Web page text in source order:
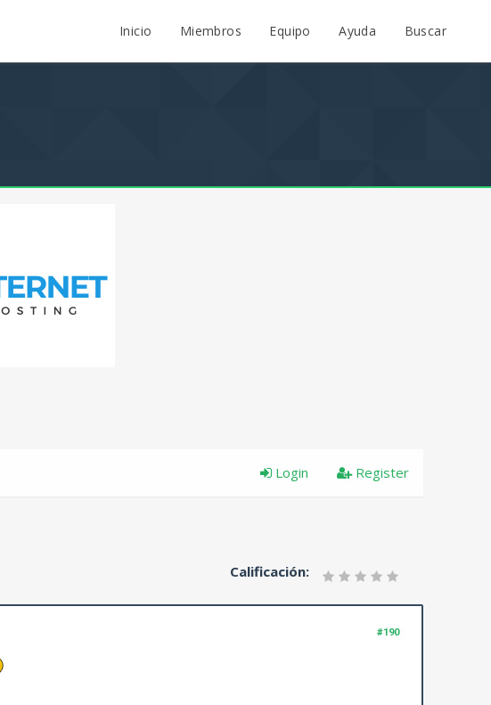
Inicio Miembros Equipo Ayuda Buscar
Register
Login
Calificación:
#190